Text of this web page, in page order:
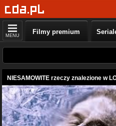
MENU Filmy premium
NIESAMOWITE rzeczy znalezione w